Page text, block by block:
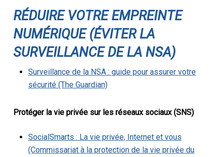
RÉDUIRE VOTRE EMPREINTE
NUMÉRIQUE (ÉVITER LA
SURVEILLANCE DE LA NSA)
Surveillance de la NSA : guide pour assurer votre
sécurité (The Guardian)
Protéger la vie privée sur les réseaux sociaux (SNS)
SocialSmarts : La vie privée, Internet et vous
(Commissariat à la protection de la vie privée du